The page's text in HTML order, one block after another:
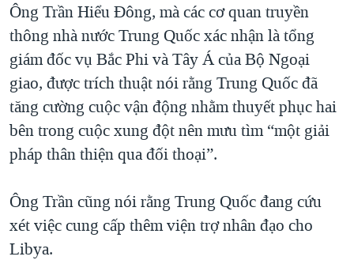
Ông Trần Hiểu Đông, mà các cơ quan truyền
thông nhà nước Trung Quốc xác nhận là tổng
giám đốc vụ Bắc Phi và Tây Á của Bộ Ngoại
giao, được trích thuật nói rằng Trung Quốc đã
tăng cường cuộc vận động nhằm thuyết phục hai
bên trong cuộc xung đột nên mưu tìm “một giải
pháp thân thiện qua đối thoại”.
Ông Trần cũng nói rằng Trung Quốc đang cứu
xét việc cung cấp thêm viện trợ nhân đạo cho
Libya.